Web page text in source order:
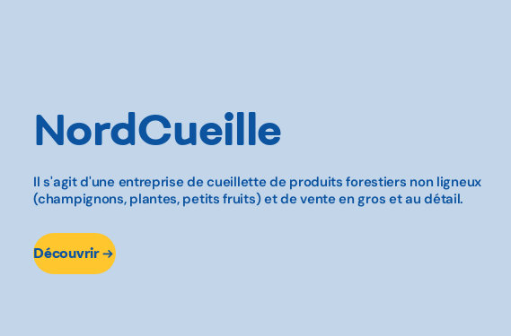
NordCueille
Il s'agit d'une entreprise de cueillette de produits forestiers non ligneux
(champignons, plantes, petits fruits) et de vente en gros et au détail.
Découvrir